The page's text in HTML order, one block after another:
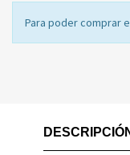
Para poder comprar